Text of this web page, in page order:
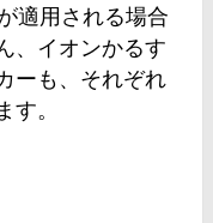
適用される場合
、イオンかるす
ーも、それぞれ
す​​。